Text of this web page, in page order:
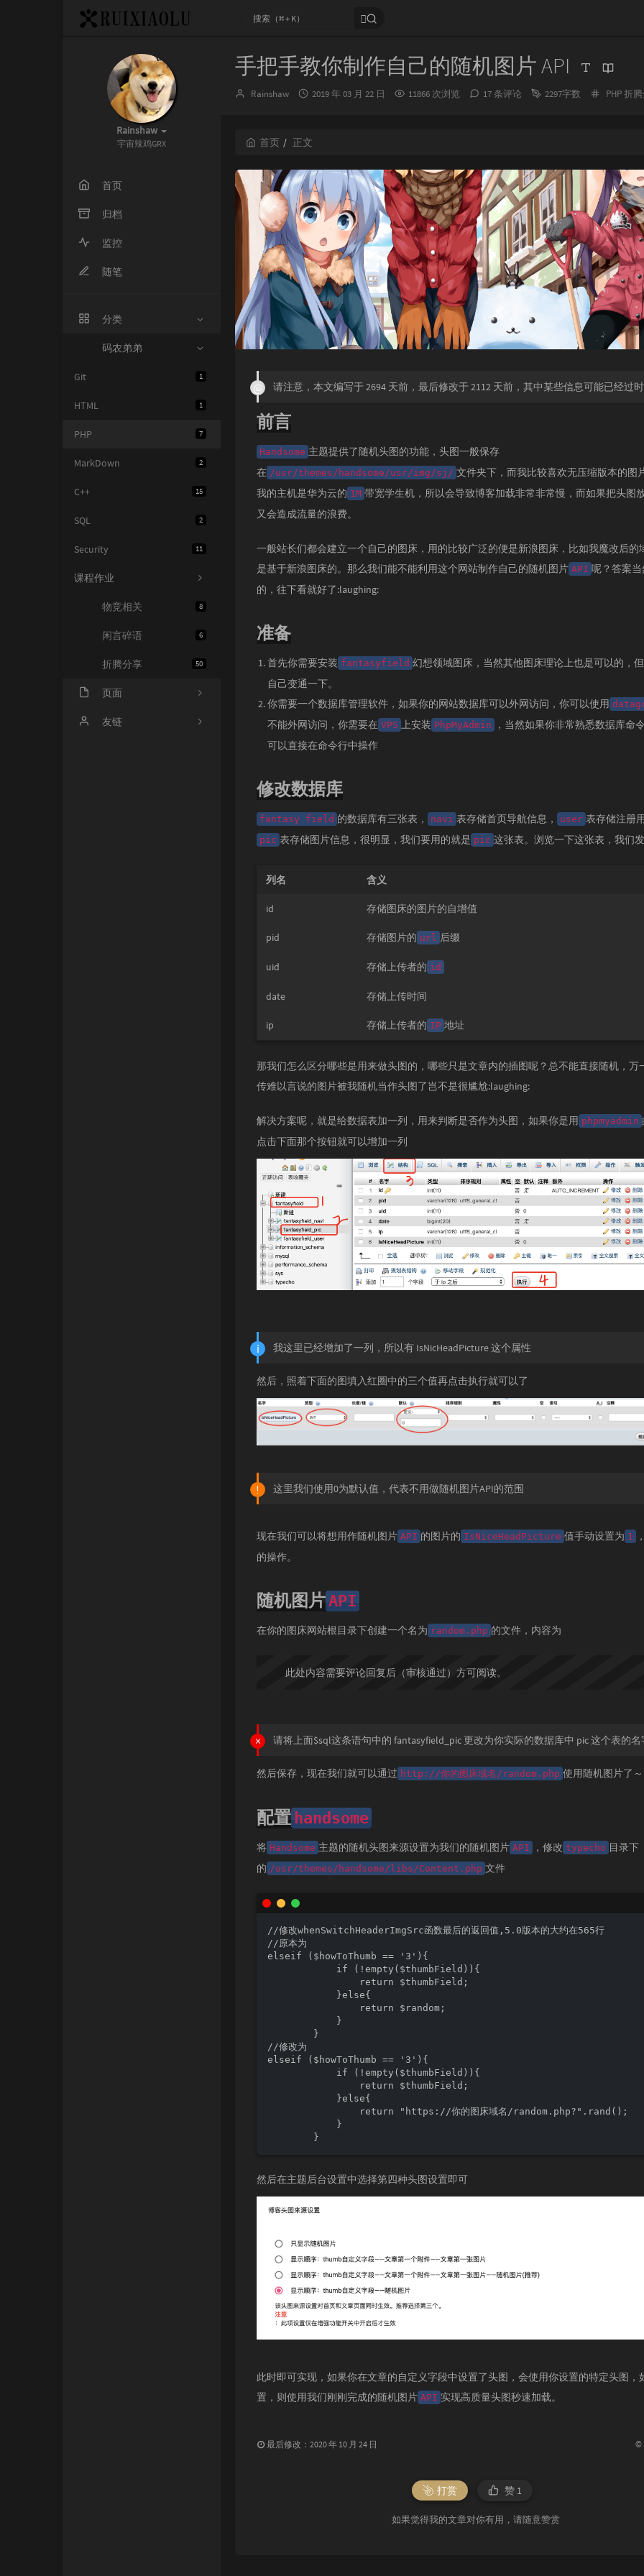
Rainshaw
宇宙辣鸡GRX
首页
归档
监控
随笔
分类
码农弟弟
1
Git
1
HTML
7
PHP
2
MarkDown
15
C++
2
SQL
11
Security
课程作业
8
物竞相关
6
闲言碎语
50
折腾分享
页面
归档栏
友链
手把手教你制作自己的随机图片 API
博
Rainshaw
发
2019 年 03 月 22 日 11866 次浏览 17 条评论 2297字数
分
PHP折
首页 正文
请注意，本文编写于 2694 天前，最后修改于 2112 天前，其中某些信息可能已经过
前言
Handsome 主题提供了随机头图的功能，头图一般保存
在 /usr/themes/handsome/usr/img/sj/ 文件夹下，而我比较喜欢无压缩版本的图
我的主机是华为云的 1M 带宽学生机，所以会导致博客加载非常非常慢，而如果把头图
又会造成流量的浪费。
一般站长们都会建立一个自己的图床，用的比较广泛的便是新浪图床，比如我魔改后的
是基于新浪图床的。那么我们能不能利用这个网站制作自己的随机图片 API 呢？答案
的，往下看就好了:laughing:
准备
首先你需要安装 fantasyfield 幻想领域图床，当然其他图床理论上也是可以的，
自己变通一下。
你需要一个数据库管理软件，如果你的网站数据库可以外网访问，你可以使用
不能外网访问，你需要在 VPS 上安装 PhpMyAdmin
，当然如果你非常熟悉数据库命
可以直接在命令行中操作
修改数据库
fantasy field 的数据库有三张表， navi 表存储首页导航信息， user 表存储注册
pic 表存储图片信息，很明显，我们要用的就是 pic 这张表。浏览一下这张表，我们
列名 含义
id 存储图床的图片的自增值
pid 存储图片的 url 后缀
uid 存储上传者的 id
date 存储上传时间
ip 存储上传者的 IP 地址
那我们怎么区分哪些是用来做头图的，哪些只是文章内的插图呢？总不能直接随机，万
传难以言说的图片被我随机当作头图了岂不是很尴尬:laughing:
解决方案呢，就是给数据表加一列，用来判断是否作为头图，如果你是用 phpmyadmin
点击下面那个按钮就可以增加一列
我这里已经增加了一列，所以有 IsNicHeadPicture 这个属性
然后，照着下面的图填入红圈中的三个值再点击执行就可以了
这里我们使用0为默认值，代表不用做随机图片API的范围
现在我们可以将想用作随机图片 API 的图片的 IsNiceHeadPicture 值手动设置为 1
的操作。
随机图片API
在你的图床网站根目录下创建一个名为 random.php 的文件，内容为
此处内容需要评论回复后（审核通过）方可阅读。
请将上面$sql这条语句中的 fantasyfield_pic 更改为你实际的数据库中 pic 这个表的名
然后保存，现在我们就可以通过 http://你的图床域名/random.php 使用随机图片了～
配置 handsome
将 Handsome 主题的随机头图来源设置为我们的随机图片 API ，修改 typecho 目录下
的 /usr/themes/handsome/libs/Content.php 文件
//修改whenSwitchHeaderImgSrc函数最后的返回值,5.0版本的大约在565行
//原本为
elseif ($howToThumb == '3'){
            if (!empty($thumbField)){
                return $thumbField;
            }else{
                return $random;
            }
        }
//修改为
elseif ($howToThumb == '3'){
            if (!empty($thumbField)){
                return $thumbField;
            }else{
                return "https://你的图床域名/random.php?".rand();
            }
        }
然后在主题后台设置中选择第四种头图设置即可
此时即可实现，如果你在文章的自定义字段中设置了头图，会使用你设置的特定头图，
置，则使用我们刚刚完成的随机图片 API 实现高质量头图秒速加载。
最后修改：2020 年 10 月 24 日 ©
打赏 赞 1
如果觉得我的文章对你有用，请随意赞赏